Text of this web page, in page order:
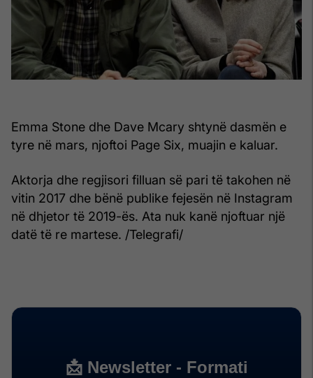
Emma Stone dhe Dave Mcary shtynë dasmën e
tyre në mars, njoftoi Page Six, muajin e kaluar.
Aktorja dhe regjisori filluan së pari të takohen në
vitin 2017 dhe bënë publike fejesën në Instagram
në dhjetor të 2019-ës. Ata nuk kanë njoftuar një
datë të re martese. /Telegrafi/